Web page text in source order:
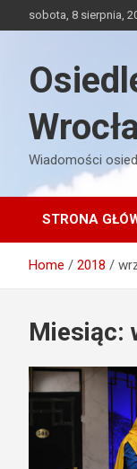
to
sobota, 8 sierpnia,
Wiadomości
STRONA
Home 2018
Miesiąc: